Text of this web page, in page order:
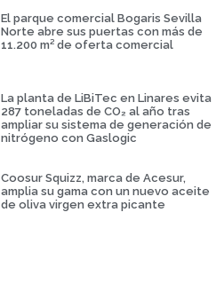
El parque comercial Bogaris Sevilla
Norte abre sus puertas con más de
11.200 m² de oferta comercial
La planta de LiBiTec en Linares evita
287 toneladas de CO₂ al año tras
ampliar su sistema de generación de
nitrógeno con Gaslogic
Coosur Squizz, marca de Acesur,
amplia su gama con un nuevo aceite
de oliva virgen extra picante